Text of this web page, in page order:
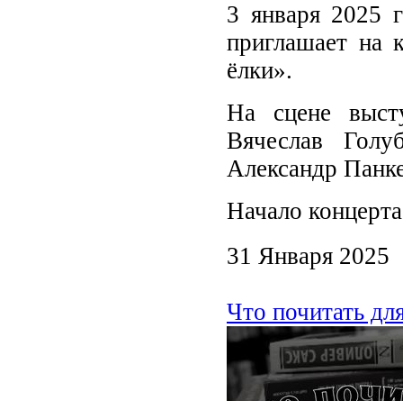
3 января 2025
приглашает на
ёлки».
На сцене
Вячеслав
Александр
Начало
31 Января 2025
Что почитать